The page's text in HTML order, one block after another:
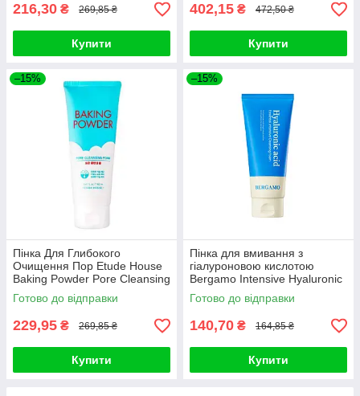
216,30 ₴ 269,85 ₴
Купити
402,15 ₴ 472,50 ₴
Купити
–15%
Пінка Для Глибокого
Очищення Пор Etude House
Baking Powder Pore Cleansing
Foam 160ml
Готово до відправки
229,95 ₴ 269,85 ₴
Купити
–15%
Пінка для вмивання з
гіалуроновою кислотою
Bergamo Intensive Hyaluronic
Acid Cleanser Foam 120ml
Готово до відправки
140,70 ₴ 164,85 ₴
Купити